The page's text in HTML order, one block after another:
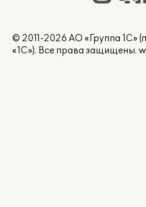
© 2011-2026 АО «Группа 1С»
«1С»). Все права защищены.